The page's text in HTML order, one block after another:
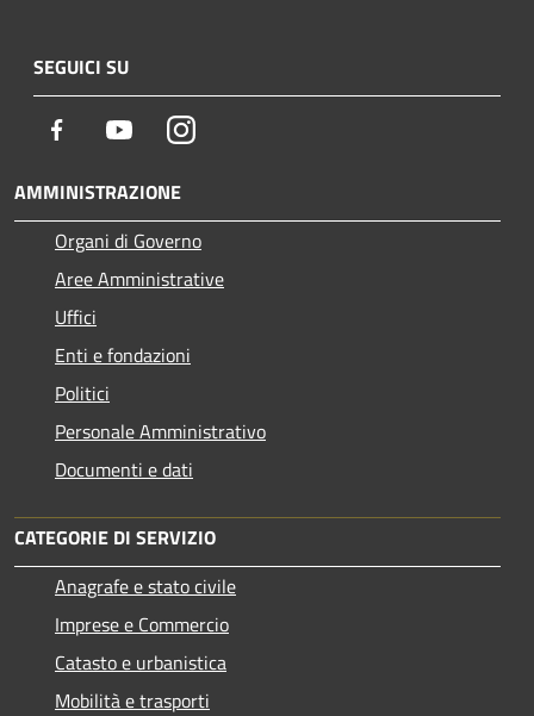
SEGUICI SU
Facebook YoutubeInstagram
AMMINISTRAZIONE
Organi di Governo
Aree Amministrative
Uffici
Enti e fondazioni
Politici
Personale Amministrativo
Documenti e dati
CATEGORIE DI SERVIZIO
Anagrafe e stato civile
Imprese e Commercio
Catasto e urbanistica
Mobilità e trasporti